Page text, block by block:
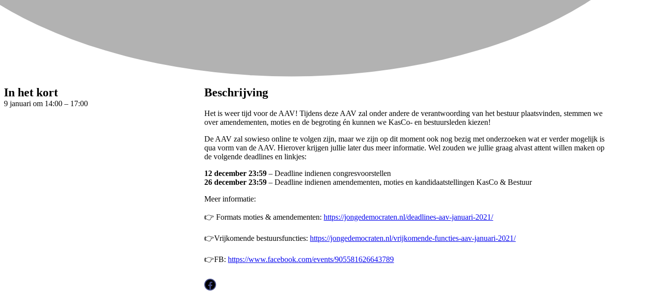
In het kort
9 januari om 14:00 – 17:00
Beschrijving
Het is weer tijd voor de AAV! Tijdens deze AAV zal onder andere de verantwoording van het bestuur plaatsvinden, stemmen we
over amendementen, moties en de begroting én kunnen we KasCo- en bestuursleden kiezen!
De AAV zal sowieso online te volgen zijn, maar we zijn op dit moment ook nog bezig met onderzoeken wat er verder mogelijk is
qua vorm van de AAV. Hierover krijgen jullie later dus meer informatie. Wel zouden we jullie graag alvast attent willen maken op
de volgende deadlines en linkjes:
12 december 23:59 – Deadline indienen congresvoorstellen
26 december 23:59 – Deadline indienen amendementen, moties en kandidaatstellingen KasCo & Bestuur
Meer informatie:
👉 Formats moties & amendementen:https://jongedemocraten.nl/deadlines-aav-januari-2021/
👉Vrijkomende bestuursfuncties:https://jongedemocraten.nl/vrijkomende-functies-aav-januari-2021/
👉FB:https://www.facebook.com/events/905581626643789
Facebook